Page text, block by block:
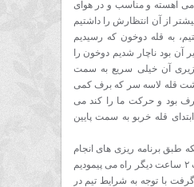
آهسته و مناسب و در هوای
از آن انتظارش را داشتیم
به قله دوخون که رسیدیم
بود ناچار شدیم دوخون را
آن خیلی سریع به سمت
قله لاسه سر که برف کمی
بود و حرکت ما را کند می
قله خربو به سمت پایین
طبق برنامه ریزی های انجام
شده از قبل، می بایست ۲ ساعت دیگر راه می پیمودیم
با توجه به شرایط تیم در